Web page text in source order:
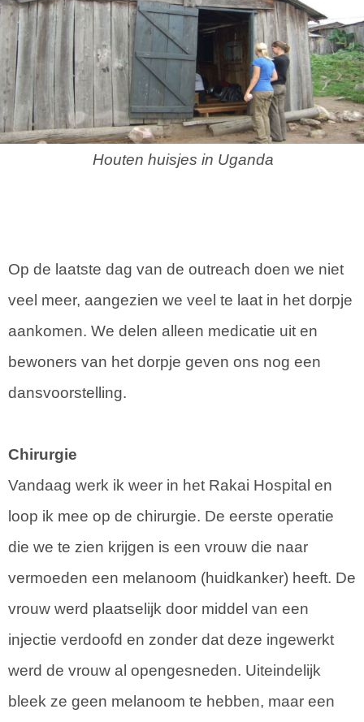
Houten huisjes in Uganda
Op de laatste dag van de outreach doen we niet
veel meer, aangezien we veel te laat in het dorpje
aankomen. We delen alleen medicatie uit en
bewoners van het dorpje geven ons nog een
dansvoorstelling.
Chirurgie
Vandaag werk ik weer in het Rakai Hospital en
loop ik mee op de chirurgie. De eerste operatie
die we te zien krijgen is een vrouw die naar
vermoeden een melanoom (huidkanker) heeft. De
vrouw werd plaatselijk door middel van een
injectie verdoofd en zonder dat deze ingewerkt
werd de vrouw al opengesneden. Uiteindelijk
bleek ze geen melanoom te hebben, maar een